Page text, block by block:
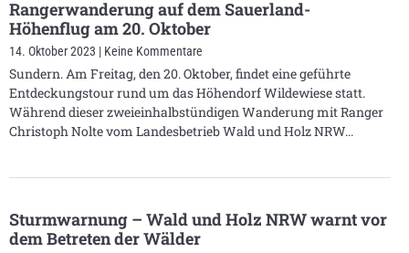
Rangerwanderung auf dem Sauerland-
Höhenflug am 20. Oktober
14. Oktober 2023 Keine Kommentare
Sundern. Am Freitag, den 20. Oktober, findet eine geführte
Entdeckungstour rund um das Höhendorf Wildewiese statt.
Während dieser zweieinhalbstündigen Wanderung mit Ranger
Christoph Nolte vom Landesbetrieb Wald und Holz NRW
Sturmwarnung – Wald und Holz NRW warnt vor
dem Betreten der Wälder